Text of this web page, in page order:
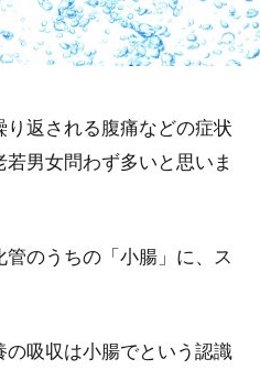
返される腹痛などの症状
男女問わず多いと思いま
のうちの「小腸」に、ス
吸収は小腸でという認識